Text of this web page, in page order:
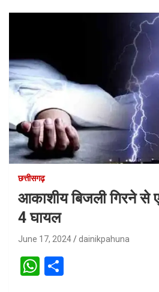
छत्तीसगढ़
आकाशीय बिजली गिरने से
4 घायल
June 17, 2024 dainikpahuna
W